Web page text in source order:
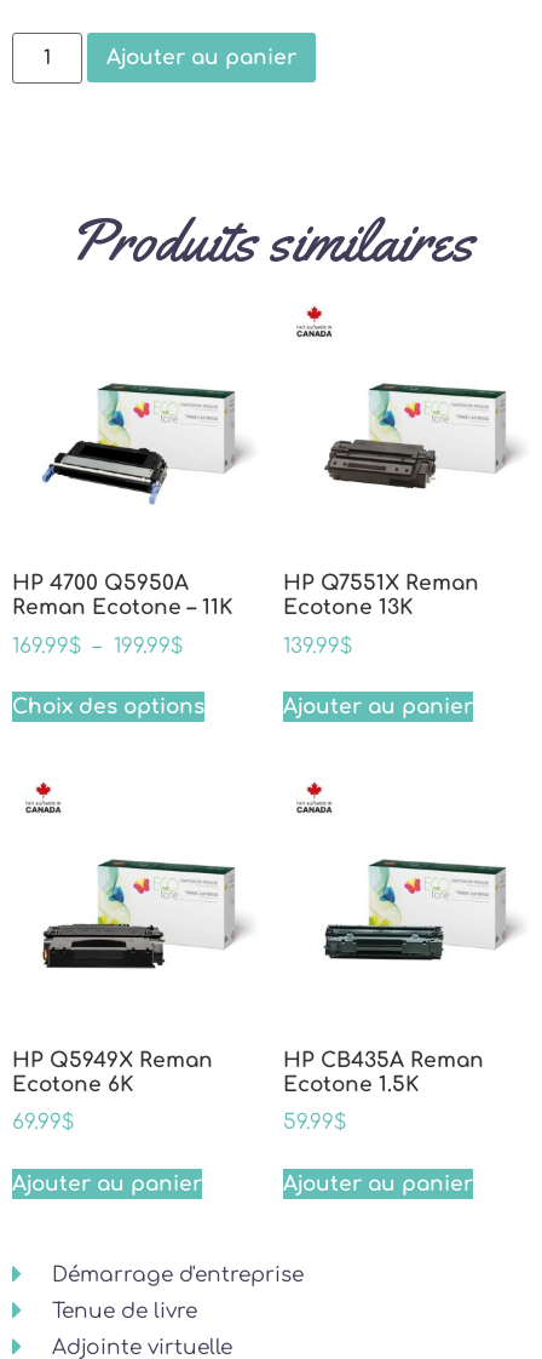
Ajouter au panier
Produits similaires
HP 4700 Q5950A
Reman Ecotone – 11K
169.99$ – 199.99$
Choix des options
HP Q7551X Reman
Ecotone 13K
139.99$
Ajouter au panier
HP Q5949X Reman
Ecotone 6K
69.99$
Ajouter au panier
HP CB435A Reman
Ecotone 1.5K
59.99$
Ajouter au panier
Démarrage d'entreprise
Tenue de livre
Adjointe virtuelle